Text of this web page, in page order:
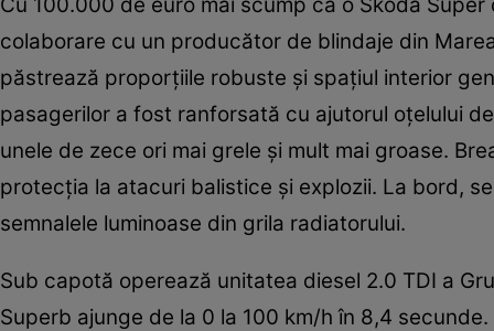
colaborare cu un producător de blindaje din
păstrează proporţiile robuste şi spaţiul interior
pasagerilor a fost ranforsată cu ajutorul oţelului
unele de zece ori mai grele şi mult mai groase.
protecţia la atacuri balistice şi explozii. La bord,
semnalele luminoase din grila radiatorului.
Sub capotă operează unitatea diesel 2.0 TDI a
Superb ajunge de la 0 la 100 km/h în 8,4